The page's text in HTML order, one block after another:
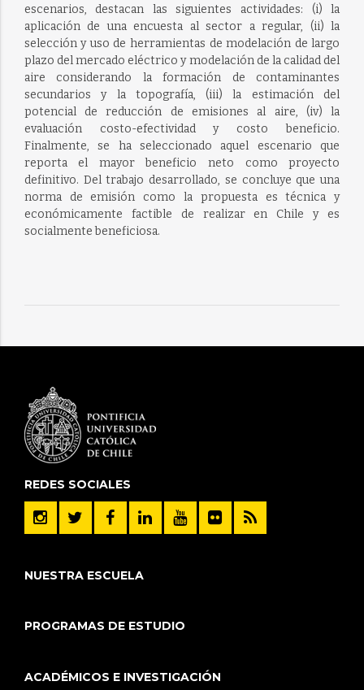
escenarios, destacan las siguientes actividades: (i) la
aplicación de una encuesta al sector a regular, (ii) la
selección y uso de herramientas de modelación de largo
plazo del mercado eléctrico y modelación de la calidad del
aire considerando la formación de contaminantes
secundarios y la topografía, (iii) la estimación del
potencial de reducción de emisiones al aire, (iv) la
evaluación costo-efectividad y costo beneficio.
Finalmente, se ha seleccionado aquel escenario que
reporta el mayor beneficio neto como proyecto
definitivo. Del trabajo desarrollado, se concluye que una
norma de emisión como la propuesta es técnica y
económicamente factible de realizar en Chile y es
socialmente beneficiosa.
REDES SOCIALES
NUESTRA ESCUELA
PROGRAMAS DE ESTUDIO
ACADÉMICOS E INVESTIGACIÓN